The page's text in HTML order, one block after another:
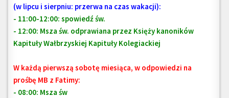
(w lipcu i sierpniu: przerwa na czas wakacji):
- 11:00-12:00: spowiedź św.
- 12:00: Msza św. odprawiana przez Księży kanoników
Kapituły Wałbrzyskiej Kapituły Kolegiackiej
W każdą pierwszą sobotę miesiąca, w odpowiedzi na
prośbę MB z Fatimy:
- 08:00: Msza św